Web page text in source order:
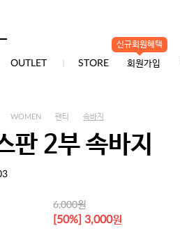
OUTLET STORE
신규회원혜택
회원가입
WOMEN 팬티 속바지
판 2부 속바지
6,000원
[50%] 3,000원